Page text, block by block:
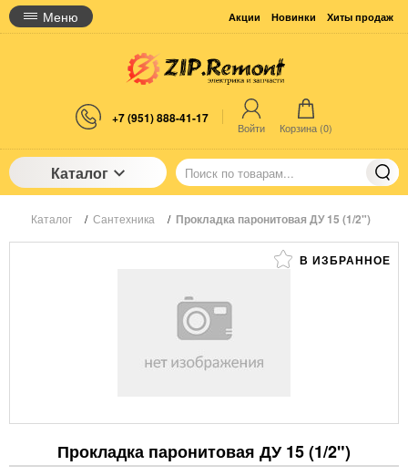
Меню Акции Новинки Хиты продаж
+7 (951) 888-41-17
Войти Корзина (0)
Каталог
Каталог / Сантехника / Прокладка паронитовая ДУ 15 (1/2")
В ИЗБРАННОЕ
Прокладка паронитовая ДУ 15 (1/2")